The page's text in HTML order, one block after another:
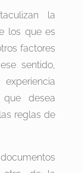
la
los que es
factores
sentido,
desea
reglas de